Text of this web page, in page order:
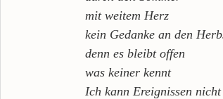
mit weitem Herz
kein Gedanke an den
denn es bleibt offen
was keiner kennt
Ich kann Ereignissen nicht